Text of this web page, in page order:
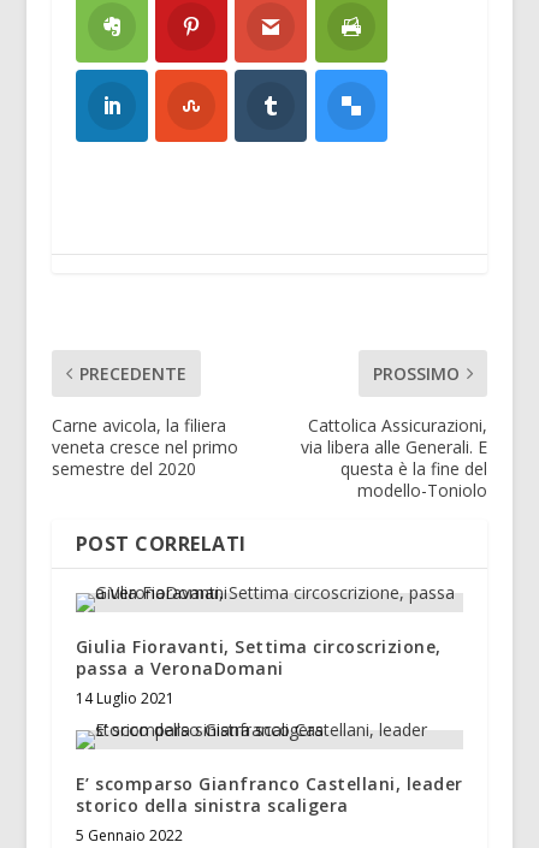
PRECEDENTE
Carne avicola, la filiera
veneta cresce nel primo
semestre del 2020
PROSSIMO
Cattolica Assicurazioni,
via libera alle Generali. E
questa è la fine del
modello-Toniolo
POST CORRELATI
Giulia Fioravanti, Settima circoscrizione,
passa a VeronaDomani
14 Luglio 2021
E’ scomparso Gianfranco Castellani, leader
storico della sinistra scaligera
5 Gennaio 2022